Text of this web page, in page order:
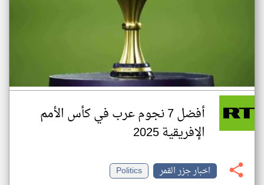
أفضل 7 نجوم عرب في كأس الأمم
الإفريقية 2025
اخبار جزر القمر
Politics